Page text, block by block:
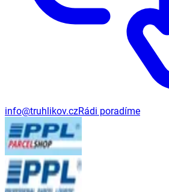
info@truhlikov.czRádi poradíme